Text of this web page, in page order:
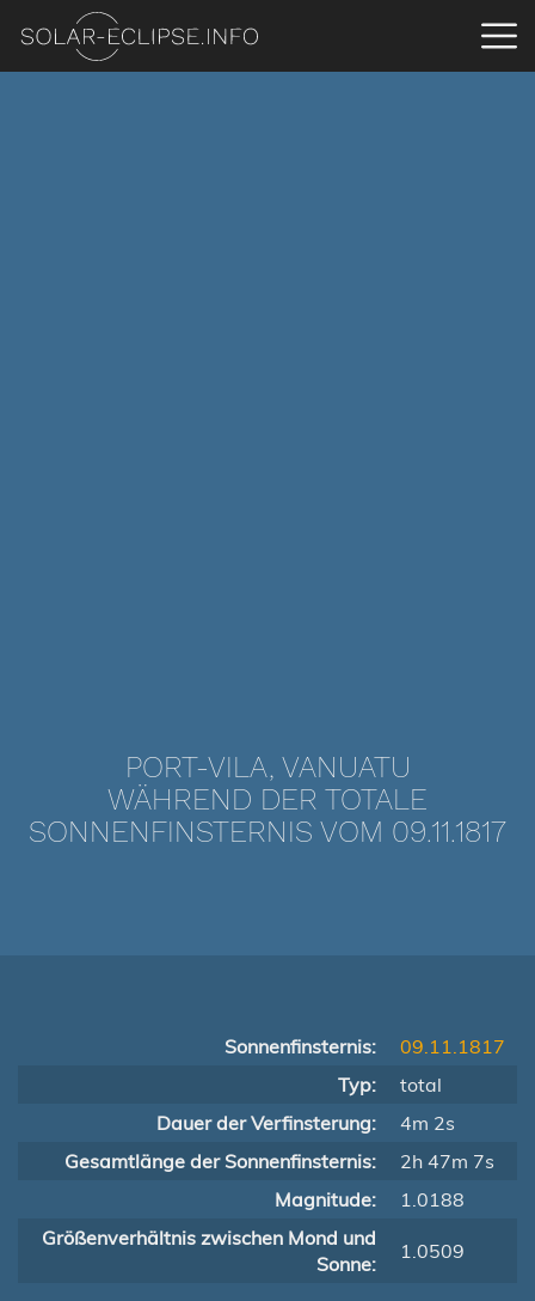
PORT-VILA, VANUATU
WÄHREND DER TOTALE
SONNENFINSTERNIS VOM 09.11.1817
Sonnenfinsternis:
09.11.1817
Typ:
total
Dauer der Verfinsterung:
4m 2s
Gesamtlänge der Sonnenfinsternis:
2h 47m 7s
Magnitude:
1.0188
Größenverhältnis zwischen Mond und
Sonne:
1.0509